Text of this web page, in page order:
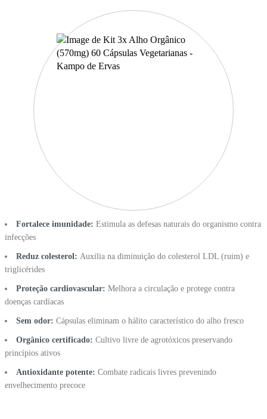
Fortalece imunidade: Estimula as defesas naturais do organismo contra
infecções
Reduz colesterol: Auxilia na diminuição do colesterol LDL (ruim) e
triglicérides
Proteção cardiovascular: Melhora a circulação e protege contra
doenças cardíacas
Sem odor: Cápsulas eliminam o hálito característico do alho fresco
Orgânico certificado: Cultivo livre de agrotóxicos preservando
princípios ativos
Antioxidante potente: Combate radicais livres prevenindo
envelhecimento precoce